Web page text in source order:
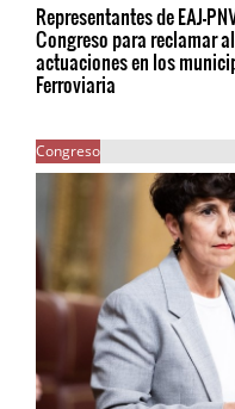
Representantes de EAJ-
Congreso para reclamar
actuaciones en los
Ferroviaria
Congreso